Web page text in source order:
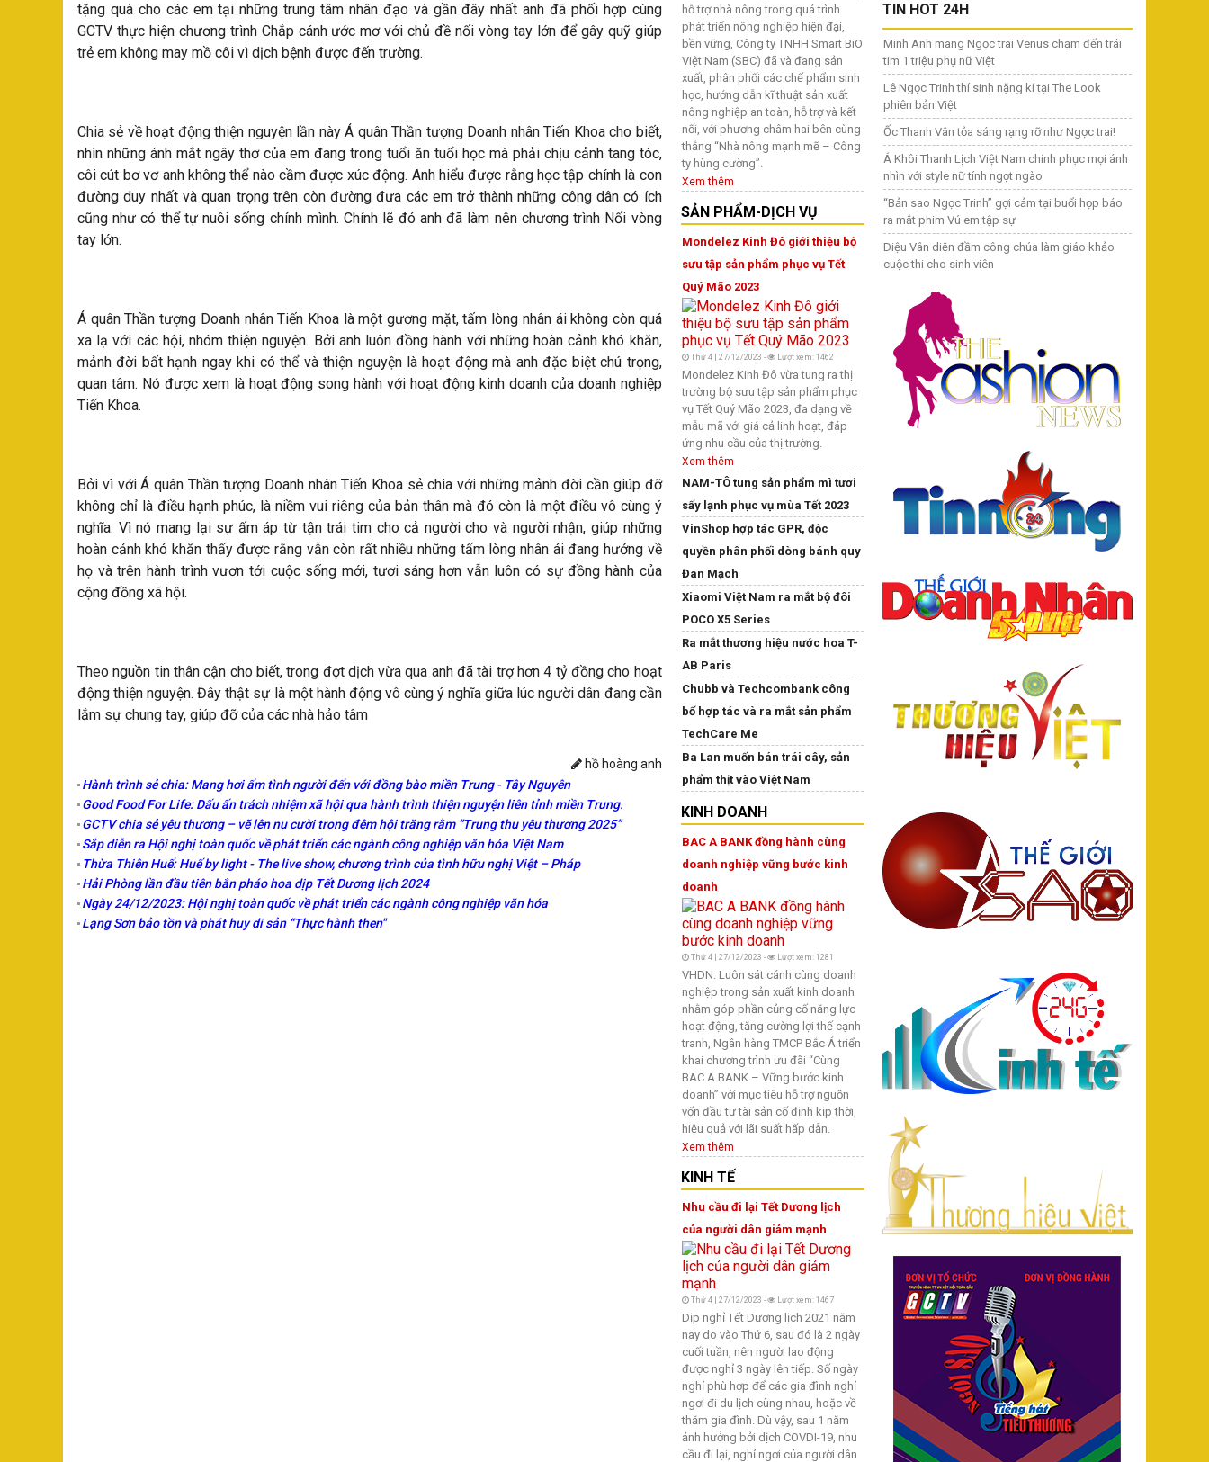
tặng quà cho các em tại những trung tâm nhân đạo và gần đây nhất anh đã phối hợp cùng
GCTV thực hiện chương trình Chắp cánh ước mơ với chủ đề nối vòng tay lớn để gây quỹ giúp
trẻ em không may mồ côi vì dịch bệnh được đến trường.
Chia sẻ về hoạt động thiện nguyện lần này Á quân Thần tượng Doanh nhân Tiến Khoa cho biết,
nhìn những ánh mắt ngây thơ của em đang trong tuổi ăn tuổi học mà phải chịu cảnh tang tóc,
côi cút bơ vơ anh không thể nào cầm được xúc động. Anh hiểu được rằng học tập chính là con
đường duy nhất và quan trọng trên còn đường đưa các em trở thành những công dân có ích
cũng như có thể tự nuôi sống chính mình. Chính lẽ đó anh đã làm nên chương trình Nối vòng
tay lớn.
Á quân Thần tượng Doanh nhân Tiến Khoa là một gương mặt, tấm lòng nhân ái không còn quá
xa lạ với các hội, nhóm thiện nguyện. Bởi anh luôn đồng hành với những hoàn cảnh khó khăn,
mảnh đời bất hạnh ngay khi có thể và thiện nguyện là hoạt động mà anh đặc biệt chú trọng,
quan tâm. Nó được xem là hoạt động song hành với hoạt động kinh doanh của doanh nghiệp
Tiến Khoa.
Bởi vì với Á quân Thần tượng Doanh nhân Tiến Khoa sẻ chia với những mảnh đời cần giúp đỡ
không chỉ là điều hạnh phúc, là niềm vui riêng của bản thân mà đó còn là một điều vô cùng ý
nghĩa. Vì nó mang lại sự ấm áp từ tận trái tim cho cả người cho và người nhận, giúp những
hoàn cảnh khó khăn thấy được rằng vẫn còn rất nhiều những tấm lòng nhân ái đang hướng về
họ và trên hành trình vươn tới cuộc sống mới, tươi sáng hơn vẫn luôn có sự đồng hành của
cộng đồng xã hội.
Theo nguồn tin thân cận cho biết, trong đợt dịch vừa qua anh đã tài trợ hơn 4 tỷ đồng cho hoạt
động thiện nguyện. Đây thật sự là một hành động vô cùng ý nghĩa giữa lúc người dân đang cần
lắm sự chung tay, giúp đỡ của các nhà hảo tâm
hồ hoàng anh
Hành trình sẻ chia: Mang hơi ấm tình người đến với đồng bào miền Trung - Tây Nguyên
Good Food For Life: Dấu ấn trách nhiệm xã hội qua hành trình thiện nguyện liên tỉnh miền Trung.
GCTV chia sẻ yêu thương – vẽ lên nụ cười trong đêm hội trăng rằm “Trung thu yêu thương 2025”
Sắp diễn ra Hội nghị toàn quốc về phát triển các ngành công nghiệp văn hóa Việt Nam
Thừa Thiên Huế: Huế by light - The live show, chương trình của tình hữu nghị Việt – Pháp
Hải Phòng lần đầu tiên bắn pháo hoa dịp Tết Dương lịch 2024
Ngày 24/12/2023: Hội nghị toàn quốc về phát triển các ngành công nghiệp văn hóa
Lạng Sơn bảo tồn và phát huy di sản “Thực hành then"
hỗ trợ nhà nông trong quá trình
phát triển nông nghiệp hiện đại,
bền vững, Công ty TNHH Smart BiO
Việt Nam (SBC) đã và đang sản
xuất, phân phối các chế phẩm sinh
học, hướng dẫn kĩ thuật sản xuất
nông nghiệp an toàn, hỗ trợ và kết
nối, với phương châm hai bên cùng
thắng “Nhà nông mạnh mẽ – Công
ty hùng cường”.
Xem thêm
SẢN PHẨM-DỊCH VỤ
Mondelez Kinh Đô giới thiệu bộ
sưu tập sản phẩm phục vụ Tết
Quý Mão 2023
Thứ 4 | 27/12/2023 - Lượt xem: 1462
Mondelez Kinh Đô vừa tung ra thị
trường bộ sưu tập sản phẩm phục
vụ Tết Quý Mão 2023, đa dạng về
mẫu mã với giá cả linh hoạt, đáp
ứng nhu cầu của thị trường.
Xem thêm
NAM-TÔ tung sản phẩm mì tươi
sấy lạnh phục vụ mùa Tết 2023
VinShop hợp tác GPR, độc
quyền phân phối dòng bánh quy
Đan Mạch
Xiaomi Việt Nam ra mắt bộ đôi
POCO X5 Series
Ra mắt thương hiệu nước hoa T-
AB Paris
Chubb và Techcombank công
bố hợp tác và ra mắt sản phẩm
TechCare Me
Ba Lan muốn bán trái cây, sản
phẩm thịt vào Việt Nam
KINH DOANH
BAC A BANK đồng hành cùng
doanh nghiệp vững bước kinh
doanh
Thứ 4 | 27/12/2023 - Lượt xem: 1281
VHDN: Luôn sát cánh cùng doanh
nghiệp trong sản xuất kinh doanh
nhằm góp phần củng cố năng lực
hoạt động, tăng cường lợi thế cạnh
tranh, Ngân hàng TMCP Bắc Á triển
khai chương trình ưu đãi “Cùng
BAC A BANK – Vững bước kinh
doanh” với mục tiêu hỗ trợ nguồn
vốn đầu tư tài sản cố định kịp thời,
hiệu quả với lãi suất hấp dẫn.
Xem thêm
KINH TẾ
Nhu cầu đi lại Tết Dương lịch
của người dân giảm mạnh
Thứ 4 | 27/12/2023 - Lượt xem: 1467
Dịp nghỉ Tết Dương lịch 2021 năm
nay do vào Thứ 6, sau đó là 2 ngày
cuối tuần, nên người lao động
được nghỉ 3 ngày lên tiếp. Số ngày
nghỉ phù hợp để các gia đình nghỉ
ngơi đi du lịch cùng nhau, hoặc về
thăm gia đình. Dù vậy, sau 1 năm
ảnh hưởng bởi dịch COVDI-19, nhu
cầu đi lại, nghỉ ngơi của người dân
TIN HOT 24H
Minh Anh mang Ngọc trai Venus chạm đến trái
tim 1 triệu phụ nữ Việt
Lê Ngọc Trinh thí sinh nặng kí tại The Look
phiên bản Việt
Ốc Thanh Vân tỏa sáng rạng rỡ như Ngọc trai!
Á Khôi Thanh Lịch Việt Nam chinh phục mọi ánh
nhìn với style nữ tính ngọt ngào
“Bản sao Ngọc Trinh” gợi cảm tại buổi họp báo
ra mắt phim Vú em tập sự
Diệu Vân diện đầm công chúa làm giáo khảo
cuộc thi cho sinh viên